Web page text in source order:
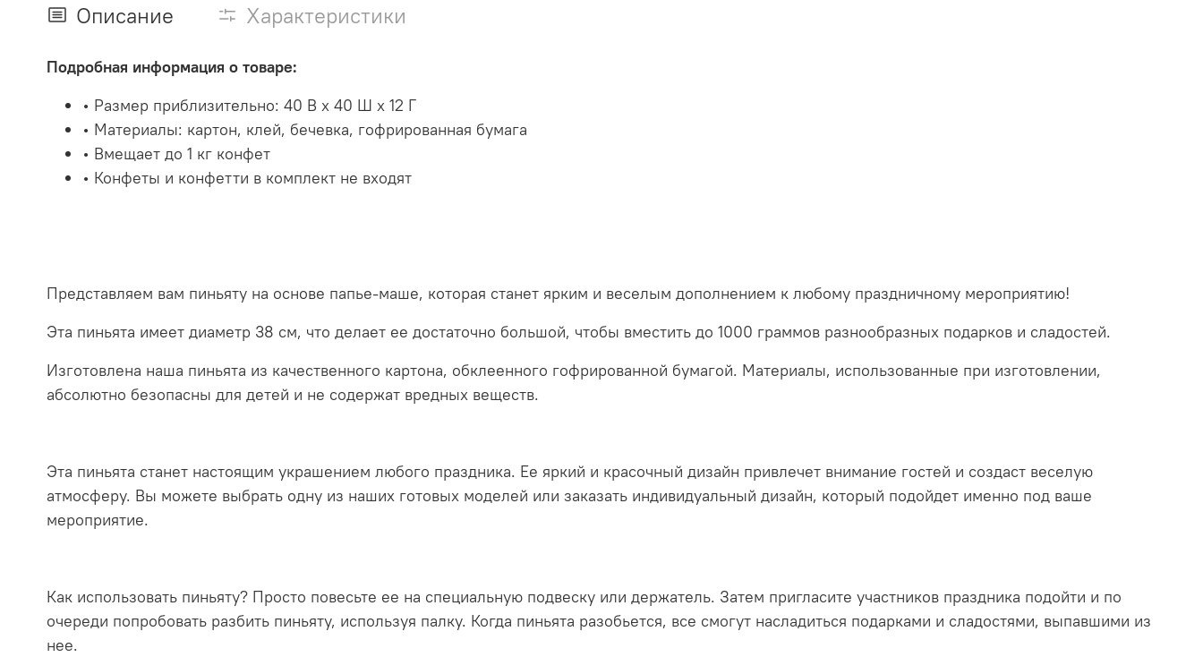
Описание Характеристики
Подробная информация о товаре:
• Размер приблизительно: 40 В x 40 Ш x 12 Г
• Материалы: картон, клей, бечевка, гофрированная бумага
• Вмещает до 1 кг конфет
• Конфеты и конфетти в комплект не входят
Представляем вам пиньяту на основе папье-маше, которая станет ярким и веселым дополнением к любому праздничному мероприятию!
Эта пиньята имеет диаметр 38 см, что делает ее достаточно большой, чтобы вместить до 1000 граммов разнообразных подарков и сладостей.
Изготовлена наша пиньята из качественного картона, обклеенного гофрированной бумагой. Материалы, использованные при изготовлении,
абсолютно безопасны для детей и не содержат вредных веществ.
Эта пиньята станет настоящим украшением любого праздника. Ее яркий и красочный дизайн привлечет внимание гостей и создаст веселую
атмосферу. Вы можете выбрать одну из наших готовых моделей или заказать индивидуальный дизайн, который подойдет именно под ваше
мероприятие.
Как использовать пиньяту? Просто повесьте ее на специальную подвеску или держатель. Затем пригласите участников праздника подойти и по
очереди попробовать разбить пиньяту, используя палку. Когда пиньята разобьется, все смогут насладиться подарками и сладостями, выпавшими из
нее.